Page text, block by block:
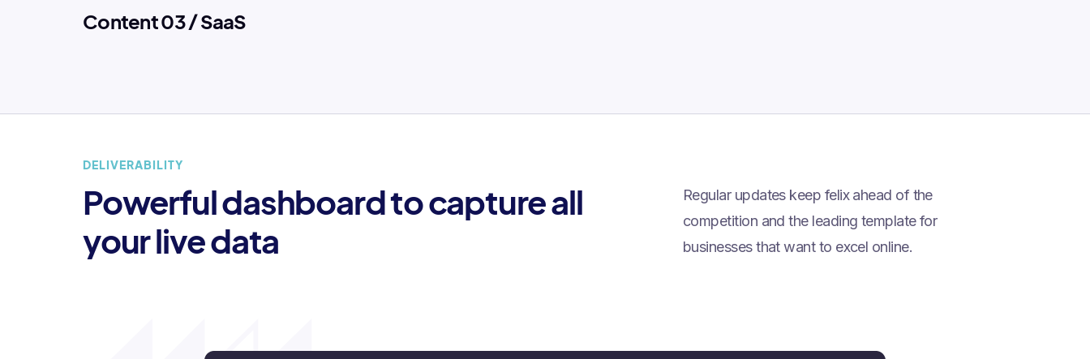
Content 03 / SaaS
DELIVERABILITY
Powerful dashboard to capture all
your live data
Regular updates keep felix ahead of the
competition and the leading template for
businesses that want to excel online.